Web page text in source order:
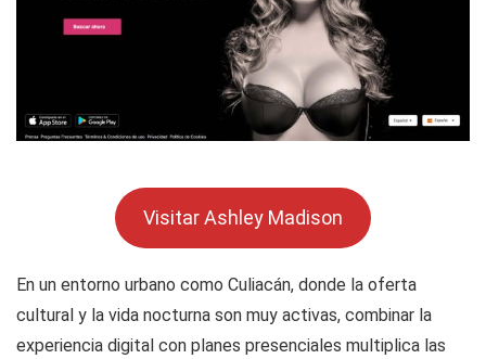
Visitar Ashley Madison
En un entorno urbano como Culiacán, donde la oferta
cultural y la vida nocturna son muy activas, combinar la
experiencia digital con planes presenciales multiplica las